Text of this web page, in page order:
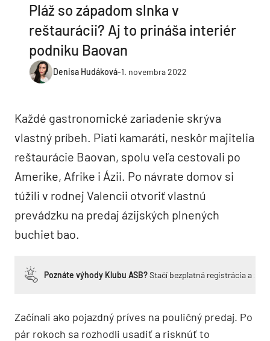
Pláž so západom slnka v
reštaurácii? Aj to prináša interiér
podniku Baovan
Denisa Hudáková-1. novembra 2022
Každé gastronomické zariadenie skrýva
vlastný príbeh. Piati kamaráti, neskôr majitelia
reštaurácie Baovan, spolu veľa cestovali po
Amerike, Afrike i Ázii. Po návrate domov si
túžili v rodnej Valencii otvoriť vlastnú
prevádzku na predaj ázijských plnených
buchiet bao.
Poznáte výhody Klubu ASB?Stačí bezplatná registrácia a
Začínali ako pojazdný príves na pouličný predaj. Po
pár rokoch sa rozhodli usadiť a risknúť to